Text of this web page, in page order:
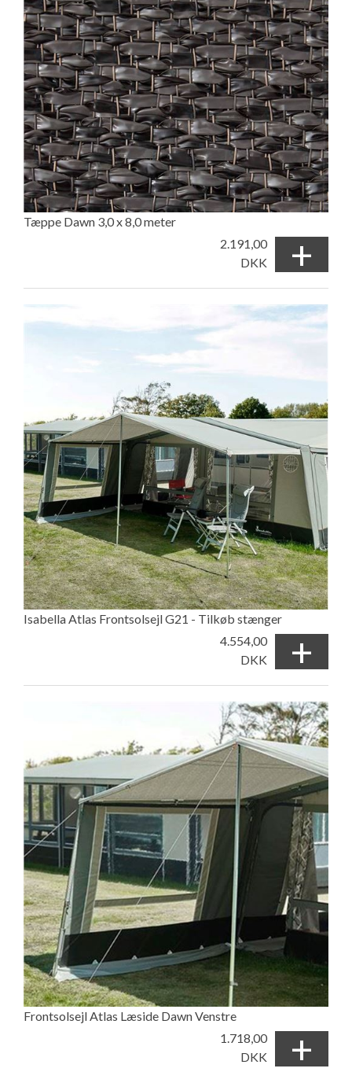
Tæppe Dawn 3,0 x 8,0 meter
2.191,00
DKK
+
Isabella Atlas Frontsolsejl G21 - Tilkøb stænger
4.554,00
DKK
+
Frontsolsejl Atlas Læside Dawn Venstre
1.718,00
DKK
+